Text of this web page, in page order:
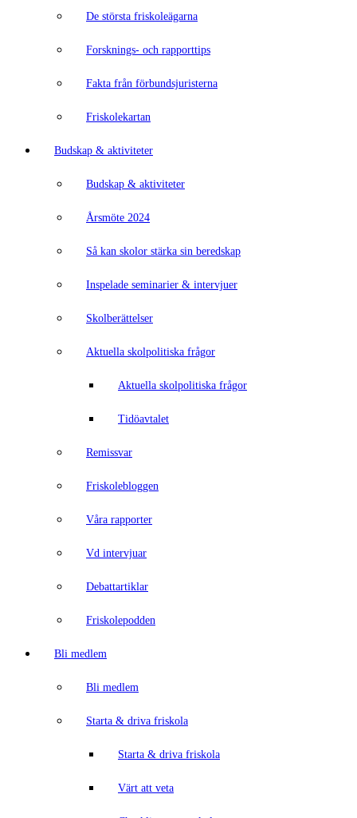
De största friskoleägarna
Forsknings- och rapporttips
Fakta från förbundsjuristerna
Friskolekartan
Budskap & aktiviteter
Budskap & aktiviteter
Årsmöte 2024
Så kan skolor stärka sin beredskap
Inspelade seminarier & intervjuer
Skolberättelser
Aktuella skolpolitiska frågor
Aktuella skolpolitiska frågor
Tidöavtalet
Remissvar
Friskolebloggen
Våra rapporter
Vd intervjuar
Debattartiklar
Friskolepodden
Bli medlem
Bli medlem
Starta & driva friskola
Starta & driva friskola
Värt att veta